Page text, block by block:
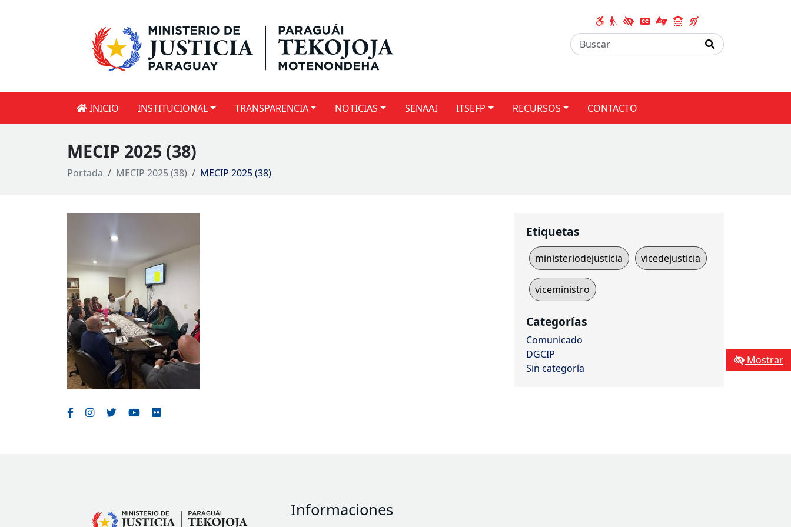
INICIO INSTITUCIONAL TRANSPARENCIA NOTICIAS SENAAI ITSEFP RECURSOS CONTACTO
Mostrar
MECIP 2025 (38)
Portada MECIP 2025 (38) MECIP 2025 (38)
Etiquetas
ministeriodejusticia vicedejusticia
viceministro
Categorías
Comunicado
DGCIP
Sin categoría
Informaciones